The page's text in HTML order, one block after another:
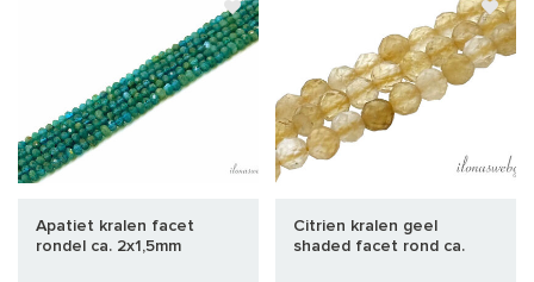
Apatiet kralen facet
rondel ca. 2x1,5mm
Citrien kralen geel
shaded facet rond ca.